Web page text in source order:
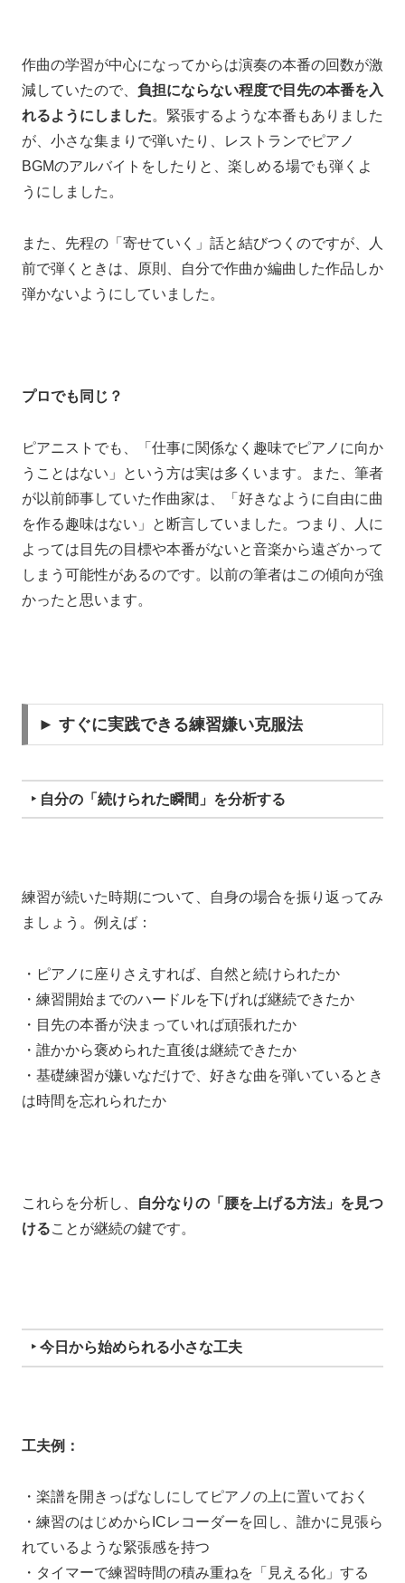
作曲の学習が中心になってからは演奏の本番の回数が激
減していたので、 負担にならない程度で目先の本番を入
れるようにしました。緊張するような本番もありました
が、小さな集まりで弾いたり、レストランでピアノ
BGMのアルバイトをしたりと、楽しめる場でも弾くよ
うにしました。
また、先程の「寄せていく」話と結びつくのですが、人
前で弾くときは、原則、自分で作曲か編曲した作品しか
弾かないようにしていました。
プロでも同じ？
ピアニストでも、「仕事に関係なく趣味でピアノに向か
うことはない」という方は実は多くいます。また、筆者
が以前師事していた作曲家は、「好きなように自由に曲
を作る趣味はない」と断言していました。つまり、人に
よっては目先の目標や本番がないと音楽から遠ざかって
しまう可能性があるのです。以前の筆者はこの傾向が強
かったと思います。
► すぐに実践できる練習嫌い克服法
‣ 自分の「続けられた瞬間」を分析する
練習が続いた時期について、自身の場合を振り返ってみ
ましょう。例えば：
・ピアノに座りさえすれば、自然と続けられたか
・練習開始までのハードルを下げれば継続できたか
・目先の本番が決まっていれば頑張れたか
・誰かから褒められた直後は継続できたか
・基礎練習が嫌いなだけで、好きな曲を弾いているとき
は時間を忘れられたか
これらを分析し、
自分なりの「腰を上げる方法」を見つ
けることが継続の鍵です。
‣ 今日から始められる小さな工夫
工夫例：
・楽譜を開きっぱなしにしてピアノの上に置いておく
・練習のはじめからICレコーダーを回し、誰かに見張ら
れているような緊張感を持つ
・タイマーで練習時間の積み重ねを「見える化」する